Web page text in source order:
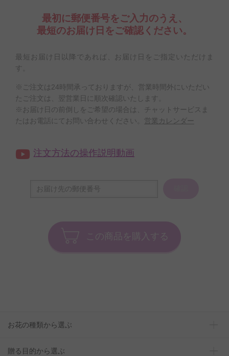
最初に郵便番号をご入力のうえ、
最短のお届け日をご確認ください。
最短お届け日以降であれば、お届け日をご指定いただけま
す。
※ご注文は24時間承っておりますが、営業時間外にいただい
たご注文は、翌営業日に順次確認いたします。
※お届け日の前倒しをご希望の場合は、チャットサービスま
たはお電話にてお問い合わせください。
営業カレンダー
注文方法の操作説明動画
この商品を購入する
お花の種類から選ぶ
贈る目的から選ぶ